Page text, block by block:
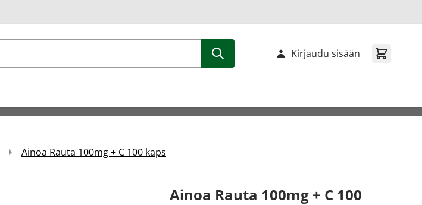
Kirjaudu sisään
Ainoa Rauta 100mg + C 100 kaps
Ainoa Rauta 100mg + C 100